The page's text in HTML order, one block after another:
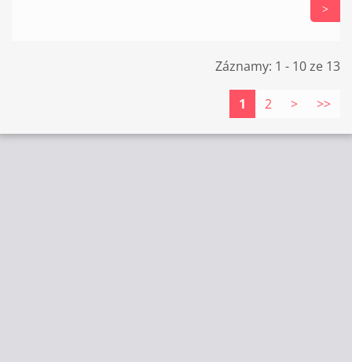
>
Záznamy: 1 - 10 ze 13
1 2 > >>